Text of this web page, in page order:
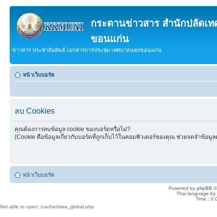
กระดานข่าวสาร สำนักปลัดเ
ขอนแก่น
ข่าวสาร ประชาสัมพันธ์ เอกสารการประชุม เทศบาลนครขอนแก่น
หน้าเว็บบอร์ด
ลบ Cookies
คุณต้องการลบข้อมูล cookie ของบอร์ดหรือไม่?
(Cookie คือข้อมูลเกี่ยวกับบอร์ดที่ถูกเก็บไว้ในคอมพิวเตอร์ของคุณ ช่วยจดจำข้อมูล
หน้าเว็บบอร์ด
Powered by phpBB
Thai language by
Time :
Not able to open ./cache/data_global.php